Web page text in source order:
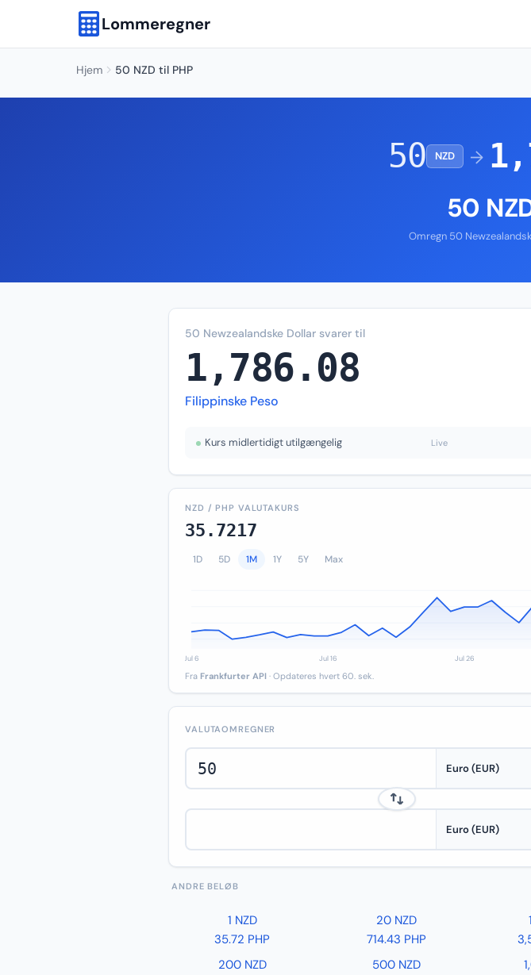
Lommeregner
Hjem 50 NZD til PHP
50 NZD →
50
Omregn 50
50 Newzealandske Dollar svarer til
1,786.08
Filippinske Peso
Kurs midlertidigt utilgængelig Live
NZD / PHP VALUTAKURS
35.7217
1D 5D 1M 1Y 5Y Max
Fra Frankfurter API · Opdateres hvert 60. sek.
VALUTAOMREGNER
ANDRE BELØB
1 NZD
35.72 PHP
20 NZD
714.43 PHP
200 NZD
500 NZD